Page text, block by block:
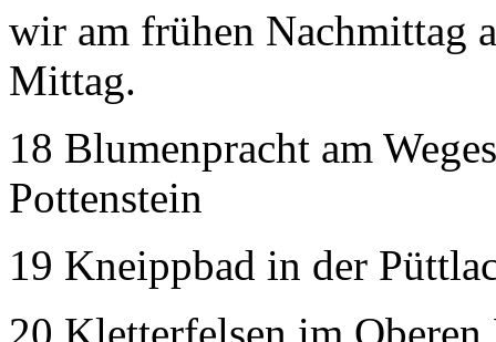
wir am frühen Nachmittag
Mittag.
18 Blumenpracht am
Pottenstein
19 Kneippbad in der